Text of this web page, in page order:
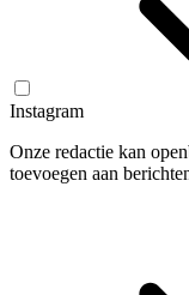
Instagram
Onze redactie kan
toevoegen aan